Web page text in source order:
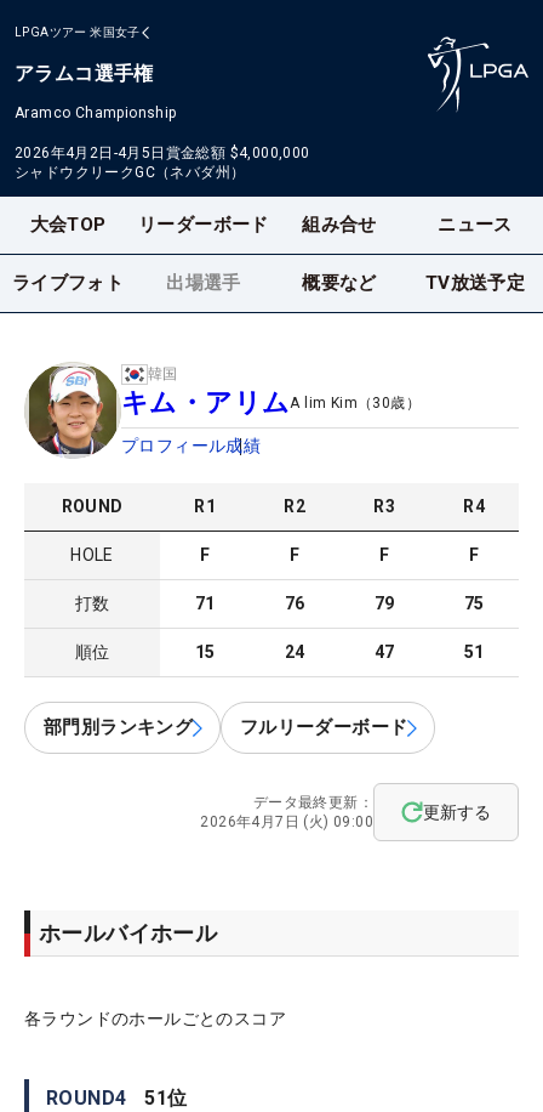
LPGAツアー 米国女子
アラムコ選手権
Aramco Championship
2026年4月2日-4月5日 賞金総額 $4,000,000
シャドウクリークGC（ネバダ州）
大会TOP リーダーボード 組み合せ ニュース
ライブフォト 出場選手 概要など TV放送予定
韓国
キム・アリムA lim Kim （ 30歳）
プロフィール成績
ROUND R1 R2 R3 R4
HOLE F F F F
打数 71 76 79 75
順位 15 24 47 51
部門別ランキング フルリーダーボード
データ最終更新：
2026年4月7日 (火) 09:00
更新する
ホールバイホール
各ラウンドのホールごとのスコア
ROUND4 51位